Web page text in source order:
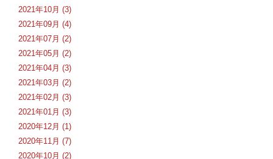
2021年10月 (3)
2021年09月 (4)
2021年07月 (2)
2021年05月 (2)
2021年04月 (3)
2021年03月 (2)
2021年02月 (3)
2021年01月 (3)
2020年12月 (1)
2020年11月 (7)
2020年10月 (2)